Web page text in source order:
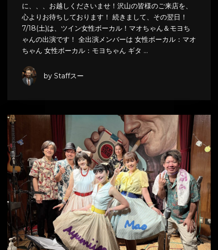
に、、、お越しくださいませ！沢山の皆様のご来店を、
心よりお待ちしております！ 続きまして、その翌日！
7/18(土)は、ツイン女性ボーカル！マオちゃん＆モヨち
ゃんの出演です！ 全出演メンバーは 女性ボーカル：マオ
ちゃん 女性ボーカル：モヨちゃん ギタ …
by Staffスー